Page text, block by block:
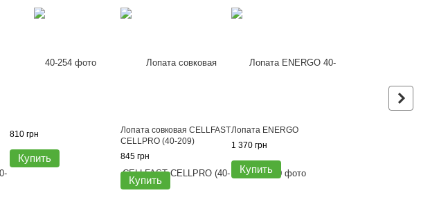
810 грн
Купить
Лопата совковая CELLFAST
CELLPRO (40-209)
845 грн
Купить
Лопата ENERGO
1 370 грн
Купить